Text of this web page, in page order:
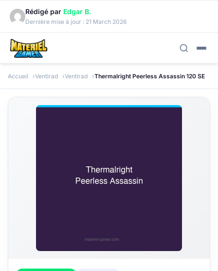
Rédigé par Edgar B.
Dernière mise à jour : 21 March 2026
Accueil Ventirad Ventirad Thermalright Peerless Assassin 120 SE